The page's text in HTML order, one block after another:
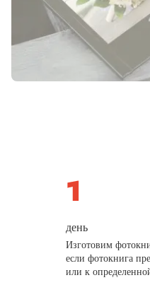
день
Изготовим
если фотокнига
или к